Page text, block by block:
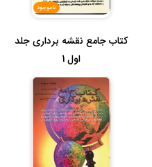
ناموجود
کتاب جامع نقشه برداری جلد
اول 1